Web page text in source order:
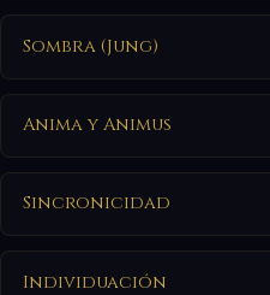
Sombra (Jung)
Anima y Animus
Sincronicidad
Individuación